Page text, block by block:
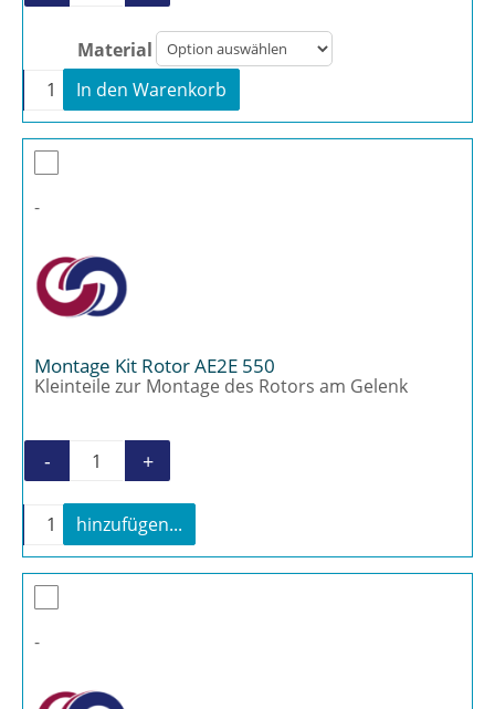
Material
Rotor AE2E 550 Menge
+
In den Warenkorb
-
Montage Kit Rotor AE2E 550
Kleinteile zur Montage des Rotors am Gelenk
Montage Kit Rotor AE2E 550 Menge
- +
Montage Kit Rotor AE2E 550 Menge
+
hinzufügen...
-